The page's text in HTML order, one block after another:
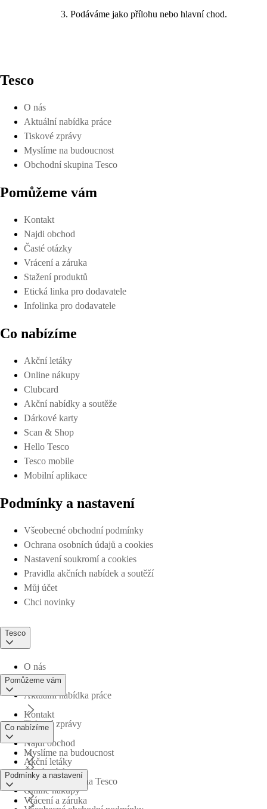
Podáváme jako přílohu nebo hlavní chod.
Tesco
O nás
Aktuální nabídka práce
Tiskové zprávy
Myslíme na budoucnost
Obchodní skupina Tesco
Pomůžeme vám
Kontakt
Najdi obchod
Časté otázky
Vrácení a záruka
Stažení produktů
Etická linka pro dodavatele
Infolinka pro dodavatele
Co nabízíme
Akční letáky
Online nákupy
Clubcard
Akční nabídky a soutěže
Dárkové karty
Scan & Shop
Hello Tesco
Tesco mobile
Mobilní aplikace
Podmínky a nastavení
Všeobecné obchodní podmínky
Ochrana osobních údajů a cookies
Nastavení soukromí a cookies
Pravidla akčních nabídek a soutěží
Můj účet
Chci novinky
Tesco
O nás
Aktuální nabídka práce
Tiskové zprávy
Myslíme na budoucnost
Obchodní skupina Tesco
Pomůžeme vám
Kontakt
Najdi obchod
Časté otázky
Vrácení a záruka
Co nabízíme
Akční letáky
Online nákupy
Podmínky a nastavení